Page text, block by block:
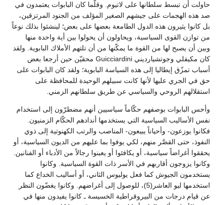
حاولت أن تبسط سلطانها على لاتيوم. وقلّما كان البابوات يعتمدون في
صد هذه الهجمات على جيشهم الصغير المؤلف من الجنود المرتزقين،
بل كانوا يثيرون هذه الدول الطامعة بعضها على بعض؛ لينشئوا بذلك نوعاً
من توازن القوى السياسية، ويحاولون أن يحولوا بين أية واحدة منها
وبين أن يصبح لها من القوة ما يمكّنها من أن تلتهم الأملاك البابوية. ولقد
كان مكيفلي وجوتشيارديني Guicciardini محقيّن حين أرجعا بعض
أسباب تمزّق إيطاليا إلى هذه السياسة البابوية؛ ولقد كان البابوات على
حق في الجري عليها لأنها كانت سبيلهم الوحيدة للمحافظة على
استقلالهم الروحي والسياسي عن طريق سلطانهم الزمني.
وأحس البابوات بوصفهم حكّاماً سياسيين أنهم مضطرّون إلى استخدام
نفس الأساليب السياسية التي يستخدمها أندادهم الحكّام الزمنيون.
فكانوا يوزعون- وأحياناً يبيعون- المناصب والرتب الكهنوتية إلى ذوي
النفوذ، حتى القصَّر منهم، لكي يوفوا بما عليهم من الديون السياسية، أو
يحققوا أغراضاً سياسية، أو يكافئوا أو يعينوا رجالاً من الأدباء أو الفنانين.
وكانوا يزوجون أقاربهم في الأسر ذات القوة السياسية. وكانوا
يستخدمون الجيوش كما فعل يوليوس الثاني، أو أساليب الخداع كما
استخدمها ليو العاشر(5)، للوصول إلى أغراضهم. وكانوا يغضّون النظر
عن قيام درجات من البيروقراطية الخسيسة ـ كانوا يفيدون منها في